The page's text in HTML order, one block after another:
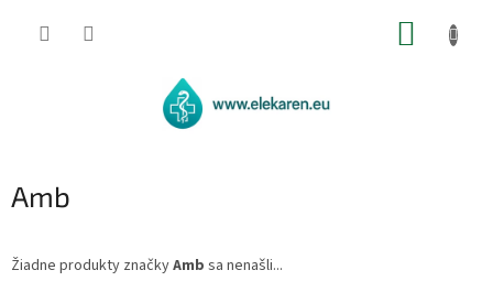
Amb
Žiadne produkty značkyAmb sa nenašli...